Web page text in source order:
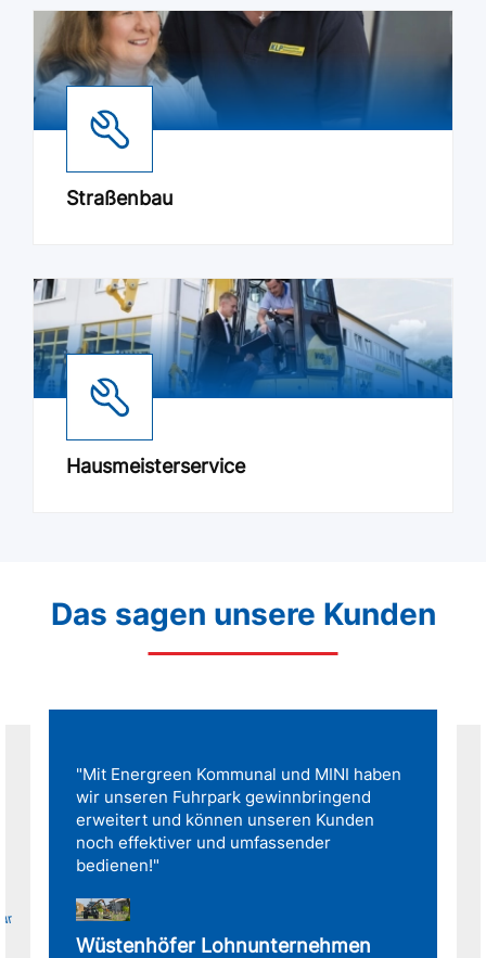
Straßenbau
Hausmeisterservice
Das sagen unsere Kunden
"Mit Energreen Kommunal und MINI haben
wir unseren Fuhrpark gewinnbringend
erweitert und können unseren Kunden
noch effektiver und umfassender
bedienen!"
Wüstenhöfer Lohnunternehmen